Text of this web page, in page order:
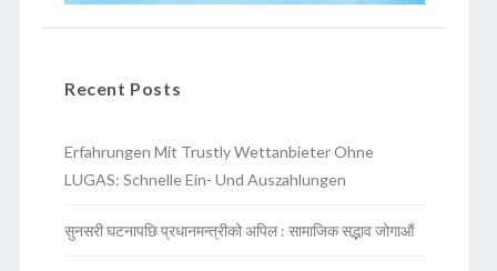
Recent Posts
Erfahrungen Mit Trustly Wettanbieter Ohne
LUGAS: Schnelle Ein- Und Auszahlungen
सुनसरी घटनापछि प्रधानमन्त्रीको अपिल : सामाजिक सद्भाव जोगाऔं